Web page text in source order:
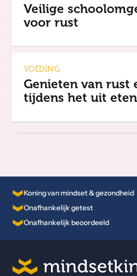
Veilige
voor rust
VOEDING
Genieten van rust
tijdens het uit
Koning van mindset & gezondheid
Onafhankelijk getest
Onafhankelijk beoordeeld